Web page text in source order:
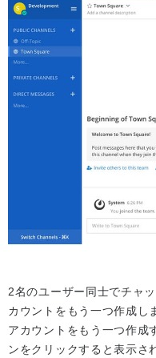
2名のユーザー同士でチャ
カウントをもう一つ作成し
アカウントをもう一つ作成
ンをクリックすると表示